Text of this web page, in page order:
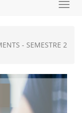
- SEMESTRE 2